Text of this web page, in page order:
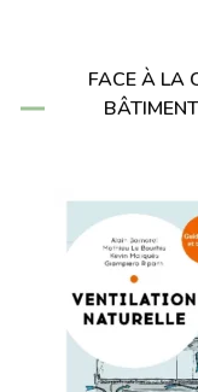
FACE À LA